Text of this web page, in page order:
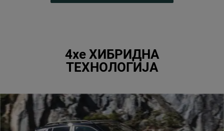
4xe ХИБРИДНА
ТЕХНОЛОГИЈА